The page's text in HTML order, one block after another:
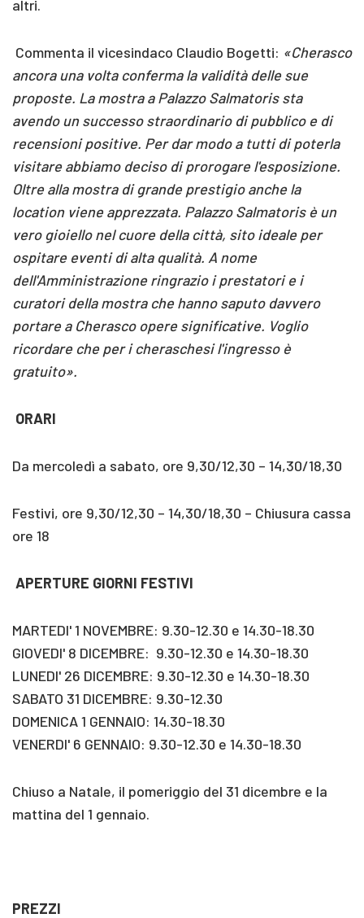
altri.
Commenta il vicesindaco Claudio Bogetti: «Cherasco
ancora una volta conferma la validità delle sue
proposte. La mostra a Palazzo Salmatoris sta
avendo un successo straordinario di pubblico e di
recensioni positive. Per dar modo a tutti di poterla
visitare abbiamo deciso di prorogare l'esposizione.
Oltre alla mostra di grande prestigio anche la
location viene apprezzata. Palazzo Salmatoris è un
vero gioiello nel cuore della città, sito ideale per
ospitare eventi di alta qualità. A nome
dell'Amministrazione ringrazio i prestatori e i
curatori della mostra che hanno saputo davvero
portare a Cherasco opere significative. Voglio
ricordare che per i cheraschesi l'ingresso è
gratuito».
ORARI
Da mercoledì a sabato, ore 9,30/12,30 – 14,30/18,30
Festivi, ore 9,30/12,30 – 14,30/18,30 – Chiusura cassa
ore 18
APERTURE GIORNI FESTIVI
MARTEDI' 1 NOVEMBRE: 9.30-12.30 e 14.30-18.30
GIOVEDI' 8 DICEMBRE: 9.30-12.30 e 14.30-18.30
LUNEDI' 26 DICEMBRE: 9.30-12.30 e 14.30-18.30
SABATO 31 DICEMBRE: 9.30-12.30
DOMENICA 1 GENNAIO: 14.30-18.30
VENERDI' 6 GENNAIO: 9.30-12.30 e 14.30-18.30
Chiuso a Natale, il pomeriggio del 31 dicembre e la
mattina del 1 gennaio.
PREZZI